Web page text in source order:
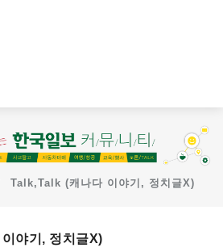
Talk,Talk (캐나다 이야기, 정치글X)
야기, 정치글X)